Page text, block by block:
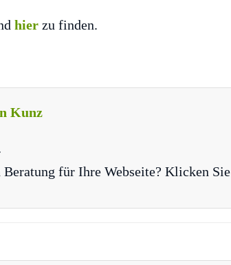
hier zu finden.
Kunz
Beratung für Ihre Webseite? Klicken Sie